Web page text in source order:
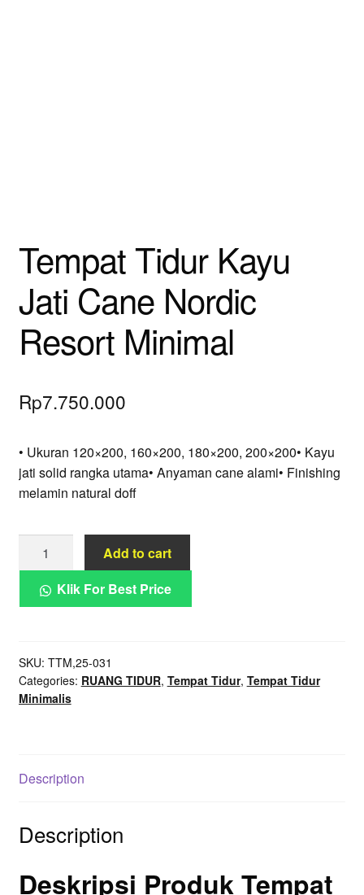
Tempat Tidur Kayu
Jati Cane Nordic
Resort Minimal
Rp7.750.000
• Ukuran 120×200, 160×200, 180×200, 200×200• Kayu
jati solid rangka utama• Anyaman cane alami• Finishing
melamin natural doff
Tidur
Kayu
Jati
Resort
Minimal
quantity
Add to cart
Klik For Best Price
SKU: TTM,25-031
Categories: RUANG TIDUR, Tempat Tidur, Tempat Tidur
Minimalis
Description
Description
Deskripsi Produk Tempat